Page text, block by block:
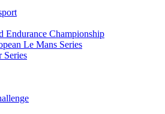
Endurance Championship
Le Mans Series